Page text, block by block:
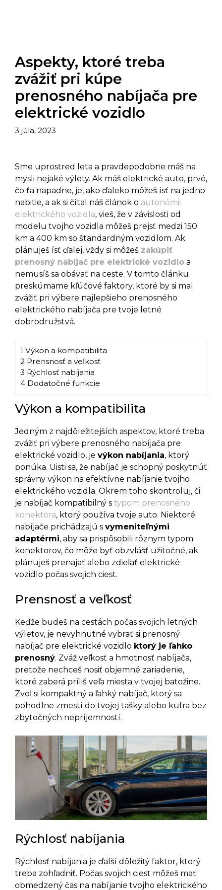
Aspekty, ktoré treba
zvážiť pri kúpe
prenosného nabíjača pre
elektrické vozidlo
3 júla, 2023
Sme uprostred leta a pravdepodobne máš na
mysli nejaké výlety. Ak máš elektrické auto, prvé,
čo ťa napadne, je, ako ďaleko môžeš ísť na jedno
nabitie, a ak si čítal náš článok o autonómii
elektrického vozidla, vieš, že v závislosti od
modelu tvojho vozidla môžeš prejsť medzi 150
km a 400 km so štandardným vozidlom. Ak
plánuješ ísť ďalej, vždy si môžeš zakúpiť
prenosný nabíjač pre elektrické vozidlo a
nemusíš sa obávať na ceste. V tomto článku
preskúmame kľúčové faktory, ktoré by si mal
zvážiť pri výbere najlepšieho prenosného
elektrického nabíjača pre tvoje letné
dobrodružstvá.
1 Výkon a kompatibilita
2 Prensnosť a veľkosť
3 Rýchlosť nabíjania
4 Dodatočné funkcie
Výkon a kompatibilita
Jedným z najdôležitejších aspektov, ktoré treba
zvážiť pri výbere prenosného nabíjača pre
elektrické vozidlo, je výkon nabíjania, ktorý
ponúka. Uisti sa, že nabíjač je schopný poskytnúť
správny výkon na efektívne nabíjanie tvojho
elektrického vozidla. Okrem toho skontroluj, či
je nabíjač kompatibilný s typom prenosného
konektora, ktorý používa tvoje auto. Niektoré
nabíjače prichádzajú s vymeniteľnými
adaptérmi, aby sa prispôsobili rôznym typom
konektorov, čo môže byť obzvlášť užitočné, ak
plánuješ prenajať alebo zdieľať elektrické
vozidlo počas svojich ciest.
Prensnosť a veľkosť
Keďže budeš na cestách počas svojich letných
výletov, je nevyhnutné vybrať si prenosný
nabíjač pre elektrické vozidlo ktorý je ľahko
prenosný. Zváž veľkosť a hmotnosť nabíjača,
pretože nechceš nosiť objemné zariadenie,
ktoré zaberá príliš veľa miesta v tvojej batožine.
Zvoľ si kompaktný a ľahký nabíjač, ktorý sa
pohodlne zmestí do tvojej tašky alebo kufra bez
zbytočných nepríjemností.
Rýchlosť nabíjania
Rýchlosť nabíjania je ďalší dôležitý faktor, ktorý
treba zohľadniť. Počas svojich ciest môžeš mať
obmedzený čas na nabíjanie tvojho elektrického